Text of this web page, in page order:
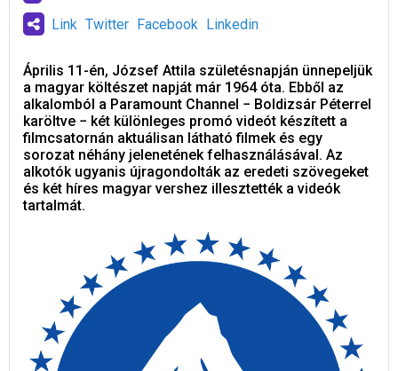
Link Twitter Facebook Linkedin
Április 11-én, József Attila születésnapján ünnepeljük
a magyar költészet napját már 1964 óta. Ebből az
alkalomból a Paramount Channel − Boldizsár Péterrel
karöltve − két különleges promó videót készített a
filmcsatornán aktuálisan látható filmek és egy
sorozat néhány jelenetének felhasználásával. Az
alkotók ugyanis újragondolták az eredeti szövegeket
és két híres magyar vershez illesztették a videók
tartalmát.